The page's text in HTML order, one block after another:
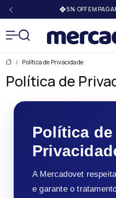
5% OFF EM
Política de Privacidade
Política de
Política de
A Mercadovet
e garante o